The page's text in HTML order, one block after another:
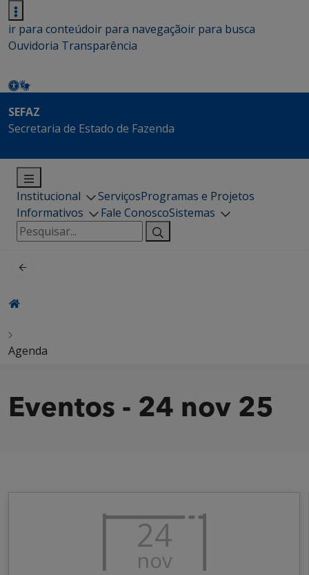
ir para conteúdoir para navegaçãoir para busca
Ouvidoria Transparência
SEFAZ
Secretaria de Estado de Fazenda
Institucional ServiçosProgramas e Projetos
Informativos
Fale ConoscoSistemas
Pesquisar
por:
Agenda
Eventos - 24 nov 25
24
nov